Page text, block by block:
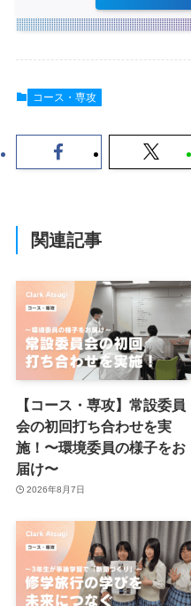
コース・専攻
関連記事
【コース・専攻】常設委員
会の初回打ち合わせを実
施！〜環境委員の様子をお
届け〜
2026年8月7日